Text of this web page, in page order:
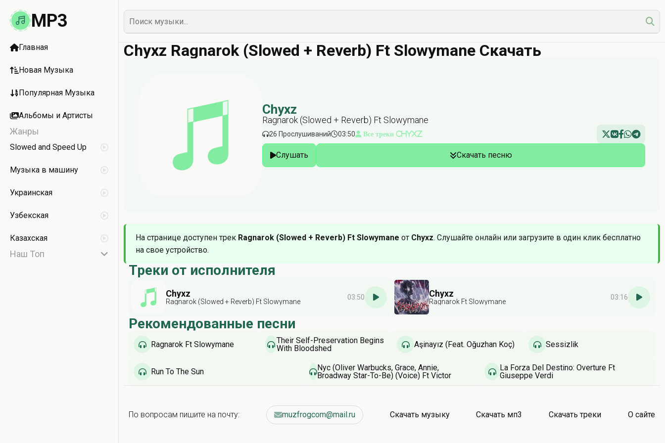
MP3
Главная
Новая Музыка
Популярная Музыка
Альбомы и Артисты
Жанры
Slowed and Speed Up
Музыка в машину
Украинская
Узбекская
Казахская
Наш Топ
Chyxz Ragnarok (Slowed + Reverb) Ft Slowymane Скачать
Chyxz
Ragnarok (Slowed + Reverb) Ft Slowymane
26 Прослушиваний 03:50 Все треки Chyxz
Слушать Скачать песню
На странице доступен трек Ragnarok (Slowed + Reverb) Ft Slowymane от Chyxz. Слушайте онлайн или загрузите в один клик бесплатно
на свое устройство.
Треки от исполнителя
Chyxz
Ragnarok (Slowed + Reverb) Ft Slowymane
03:50 Chyxz
Ragnarok Ft Slowymane
03:16
Рекомендованные песни
Ragnarok Ft Slowymane
Their Self-Preservation Begins
With Bloodshed
Aşinayız (Feat. Oğuzhan Koç) Sessizlik
Run To The Sun
Nyc (Oliver Warbucks, Grace, Annie,
Broadway Star-To-Be) (Voice) Ft Victor
And Bobbi Page
La Forza Del Destino: Overture Ft
Giuseppe Verdi
По вопросам пишите на почту: muzfrogcom@mail.ru Скачать музыку Скачать мп3 Скачать треки О сайте